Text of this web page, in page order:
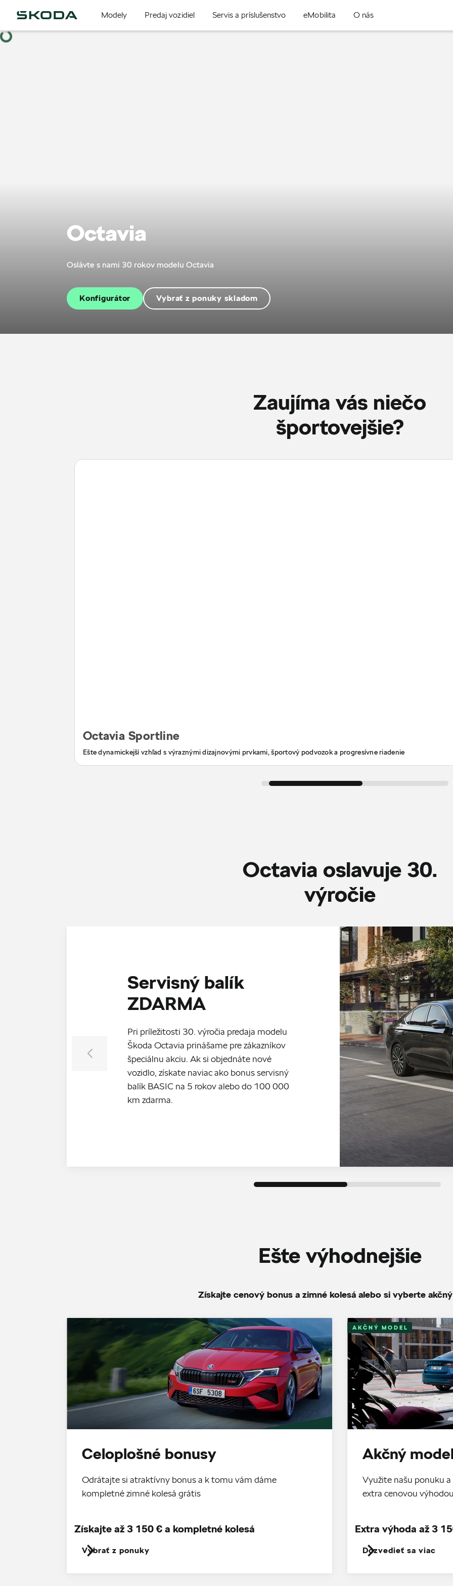
Modely Predaj vozidiel Servis a príslušenstvo eMobilita O nás
Octavia
Oslávte s nami 30 rokov modelu Octavia
Konfigurátor Vybrať z ponuky skladom
Zaujíma vás niečo
športovejšie?
Octavia Sportline
Ešte dynamickejší vzhľad s výraznými dizajnovými prvkami, športový podvozok a progresívne riadenie
Octavia oslavuje 30.
‎výročie
Servisný balík
ZDARMA
Pri príležitosti 30. výročia predaja modelu
Škoda Octavia prinášame pre zákazníkov
špeciálnu akciu. Ak si objednáte nové
vozidlo, získate naviac ako bonus servisný
balík BASIC na 5 rokov alebo do 100 000
km zdarma.
Ešte výhodnejšie
Získajte cenový bonus a zimné kolesá alebo si vyberte
Celoplošné bonusy
Odrátajte si atraktívny bonus a k tomu vám dáme
kompletné zimné kolesá grátis
Vybrať z ponuky
Získajte až 3 150 € a kompletné kolesá
AKČNÝ MODEL
Akčný
Využite našu ponuku
extra cenovou výhodou
Dozvedieť sa viac
Extra výhoda až 3